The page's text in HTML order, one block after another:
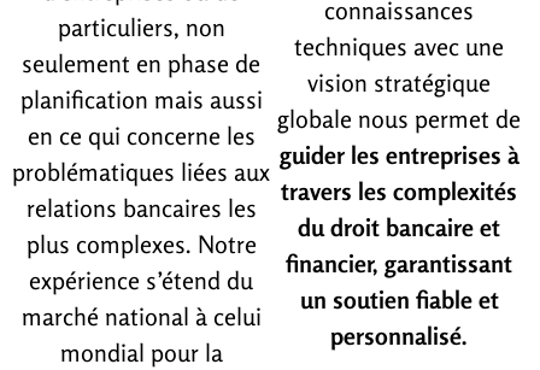
particuliers, non
seulement en phase de
planification mais aussi
en ce qui concerne les
problématiques liées aux
relations bancaires les
plus complexes. Notre
expérience s’étend du
marché national à celui
mondial pour la
connaissances
techniques avec une
vision stratégique
globale nous permet de
guider les entreprises à
travers les complexités
du droit bancaire et
financier, garantissant
un soutien fiable et
personnalisé.